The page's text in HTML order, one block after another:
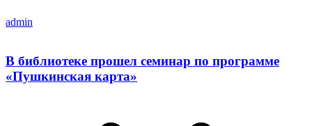
admin
В библиотеке прошел семинар по программе
«Пушкинская карта»